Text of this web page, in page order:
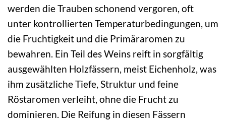
werden die Trauben schonend vergoren, oft
unter kontrollierten Temperaturbedingungen, um
die Fruchtigkeit und die Primäraromen zu
bewahren. Ein Teil des Weins reift in sorgfältig
ausgewählten Holzfässern, meist Eichenholz, was
ihm zusätzliche Tiefe, Struktur und feine
Röstaromen verleiht, ohne die Frucht zu
dominieren. Die Reifung in diesen Fässern